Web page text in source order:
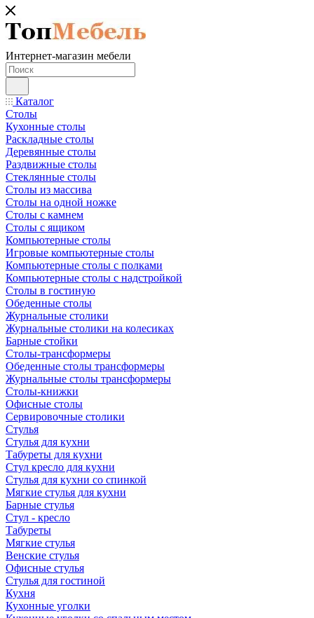
Интернет-магазин мебели
Каталог
Столы
Кухонные столы
Раскладные столы
Деревянные столы
Раздвижные столы
Стеклянные столы
Столы из массива
Столы на одной ножке
Столы с камнем
Столы с ящиком
Компьютерные столы
Игровые компьютерные столы
Компьютерные столы с полками
Компьютерные столы с надстройкой
Столы в гостиную
Обеденные столы
Журнальные столики
Журнальные столики на колесиках
Барные стойки
Столы-трансформеры
Обеденные столы трансформеры
Журнальные столы трансформеры
Столы-книжки
Офисные столы
Сервировочные столики
Стулья
Стулья для кухни
Табуреты для кухни
Стул кресло для кухни
Стулья для кухни со спинкой
Мягкие стулья для кухни
Барные стулья
Стул - кресло
Табуреты
Мягкие стулья
Венские стулья
Офисные стулья
Стулья для гостиной
Кухня
Кухонные уголки